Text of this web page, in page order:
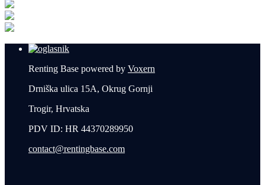
Renting Base powered by Voxern
Drniška ulica 15A, Okrug Gornji
Trogir, Hrvatska
PDV ID: HR 44370289950
contact@rentingbase.com